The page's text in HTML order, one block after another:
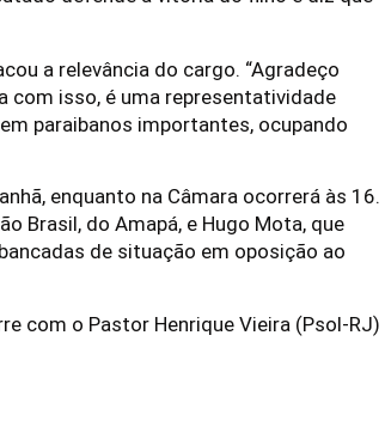
a relevância do cargo. “Agradeço
com isso, é uma representatividade
paraibanos importantes, ocupando
enquanto na Câmara ocorrerá às 16.
Brasil, do Amapá, e Hugo Mota, que
de situação em oposição ao
com o Pastor Henrique Vieira (Psol-RJ)